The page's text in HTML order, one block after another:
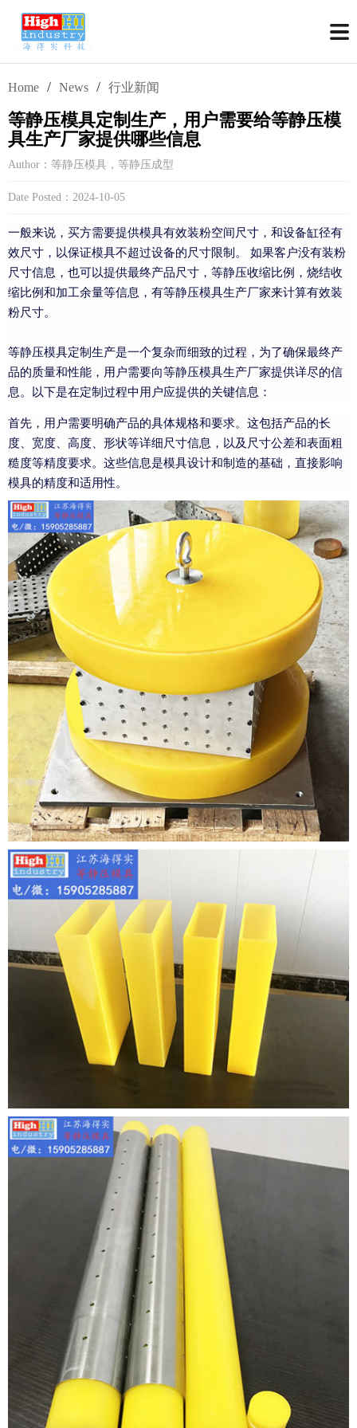
Home / News / 行业新闻
等静压模具定制生产，用户需要给等静压模
具生产厂家提供哪些信息
Author：等静压模具，等静压成型
Date Posted：2024-10-05
一般来说，买方需要提供模具有效装粉空间尺寸，和设备缸径有
效尺寸，以保证模具不超过设备的尺寸限制。 如果客户没有装粉
尺寸信息，也可以提供最终产品尺寸，等静压收缩比例，烧结收
缩比例和加工余量等信息，有等静压模具生产厂家来计算有效装
粉尺寸。
等静压模具定制生产是一个复杂而细致的过程，为了确保最终产
品的质量和性能，用户需要向等静压模具生产厂家提供详尽的信
息。以下是在定制过程中用户应提供的关键信息：
首先，用户需要明确产品的具体规格和要求。这包括产品的长
度、宽度、高度、形状等详细尺寸信息，以及尺寸公差和表面粗
糙度等精度要求。这些信息是模具设计和制造的基础，直接影响
模具的精度和适用性。